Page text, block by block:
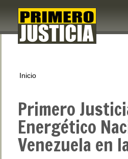
Inicio
Primero
Energético
Venezuela en